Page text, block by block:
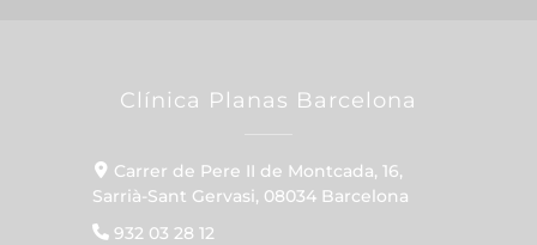
Clínica Planas Barcelona
Carrer de Pere II de Montcada, 16,
Sarrià-Sant Gervasi, 08034 Barcelona
932 03 28 12